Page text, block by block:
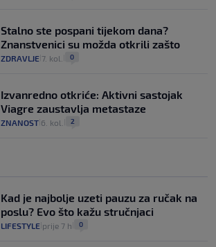
Stalno ste pospani tijekom dana?
Znanstvenici su možda otkrili zašto
ZDRAVLJE 7. kol. 0
Izvanredno otkriće: Aktivni sastojak
Viagre zaustavlja metastaze
ZNANOST 6. kol. 2
Kad je najbolje uzeti pauzu za ručak na
poslu? Evo što kažu stručnjaci
LIFESTYLE prije 7 h 0